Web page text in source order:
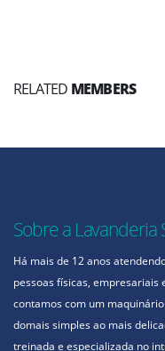
RELATED MEMBERS
Sobre a Lavanderia
Há mais de 12 anos
pessoas físicas, empresariais
contamos com um
domais simples ao mais
treinada e especializada no